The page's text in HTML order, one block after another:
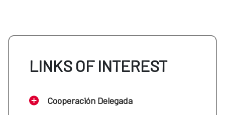
LINKS OF INTEREST
Cooperación Delegada